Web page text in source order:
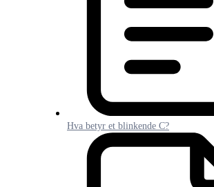
Hva betyr et blinkende C?